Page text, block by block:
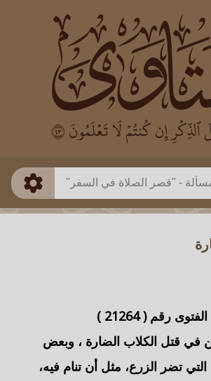
بن العثيمين
طريقة البحث
ذكي
الفتوى رقم (21264
)
قتل الكلاب الضارة ، وبعض
التي تضر الزرع، مثل أن تنام فيه،